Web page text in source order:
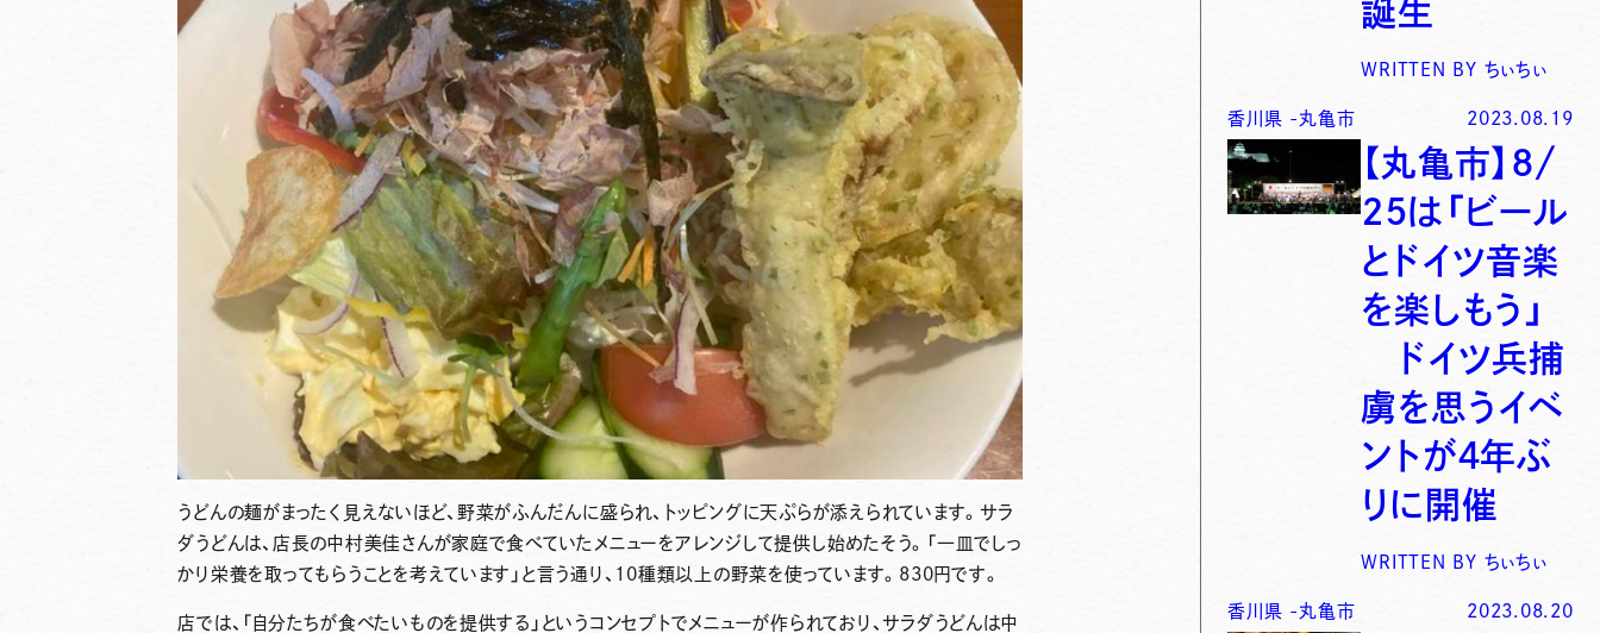
うどんの麺がまったく見えないほど、野菜がふんだんに盛られ、トッピングに天ぷらが添えられています。サラ
ダうどんは、店長の中村美佳さんが家庭で食べていたメニューをアレンジして提供し始めたそう。「一皿でしっ
かり栄養を取ってもらうことを考えています」と言う通り、10種類以上の野菜を使っています。830円です。
店では、「自分たちが食べたいものを提供する」というコンセプトでメニューが作られており、サラダうどんは中
誕生
WRITTEN BY ちぃちぃ
香川県 - 丸亀市 2023.08.19
【丸亀市】８/
２５は「ビール
とドイツ音楽
を楽しもう」
ドイツ兵捕
虜を思うイベ
ントが４年ぶ
りに開催
WRITTEN BY ちぃちぃ
香川県 - 丸亀市 2023.08.20